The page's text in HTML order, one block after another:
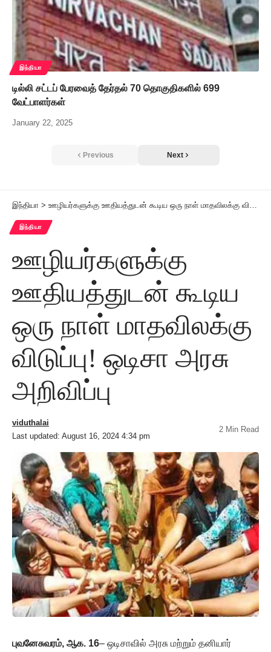
இந்தியா
டில்லி சட்டப் பேரவைத் தேர்தல் 70 தொகுதிகளில் 699
வேட்பாளர்கள்
January 22, 2025
Previous Next
இந்தியா > ஊழியர்களுக்கு ஊதியத்துடன் கூடிய ஒரு நாள் மாதவிலக்கு விடுப்பு! ஒடிசா அரசு அறிவிப்பு
இந்தியா
ஊழியர்களுக்கு
ஊதியத்துடன் கூடிய
ஒரு நாள் மாதவிலக்கு
விடுப்பு! ஒடிசா அரசு
அறிவிப்பு
Last updated: August 16, 2024 4:34 pm
viduthalai
2 Min Read
புவனேசுவரம், ஆக. 16– ஒடிசாவில் அரசு மற்றும் தனியார்